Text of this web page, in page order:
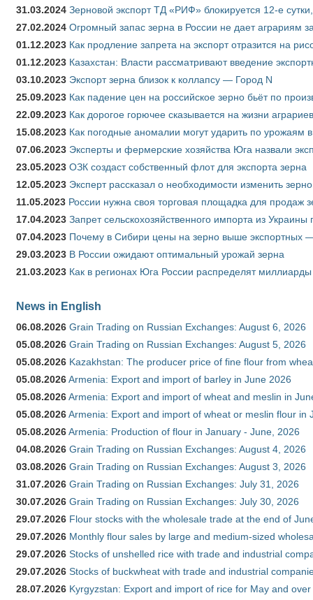
31.03.2024 Зерновой экспорт ТД «РИФ» блокируется 12-е
27.02.2024 Огромный запас зерна в России не дает аграриям
01.12.2023 Как продление запрета на экспорт отразится на
01.12.2023 Казахстан: Власти рассматривают введение
03.10.2023 Экспорт зерна близок к коллапсу — Город N
25.09.2023 Как падение цен на российское зерно бьёт по
22.09.2023 Как дорогое горючее сказывается на жизни аграриев
15.08.2023 Как погодные аномалии могут ударить по урожаям
07.06.2023 Эксперты и фермерские хозяйства Юга назвали
23.05.2023 ОЗК создаст собственный флот для экспорта зерна
12.05.2023 Эксперт рассказал о необходимости изменить
11.05.2023 России нужна своя торговая площадка для продаж
17.04.2023 Запрет сельскохозяйственного импорта из
07.04.2023 Почему в Сибири цены на зерно выше экспортных
29.03.2023 В России ожидают оптимальный урожай зерна
21.03.2023 Как в регионах Юга России распределят
News in English
06.08.2026 Grain Trading on Russian Exchanges: August 6, 2026
05.08.2026 Grain Trading on Russian Exchanges: August 5, 2026
05.08.2026 Kazakhstan: The producer price of fine flour from
05.08.2026Armenia: Export and import of barley in June 2026
05.08.2026Armenia: Export and import of wheat and meslin in
05.08.2026Armenia: Export and import of wheat or meslin flour in
05.08.2026Armenia: Production of flour in January - June, 2026
04.08.2026 Grain Trading on Russian Exchanges: August 4, 2026
03.08.2026 Grain Trading on Russian Exchanges: August 3, 2026
31.07.2026 Grain Trading on Russian Exchanges: July 31, 2026
30.07.2026 Grain Trading on Russian Exchanges: July 30, 2026
29.07.2026 Flour stocks with the wholesale trade at the end of
29.07.2026 Monthly flour sales by large and medium-sized
29.07.2026 Stocks of unshelled rice with trade and industrial
29.07.2026 Stocks of buckwheat with trade and industrial
28.07.2026 Kyrgyzstan: Export and import of rice for May and